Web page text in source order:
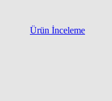
Ürün İnceleme